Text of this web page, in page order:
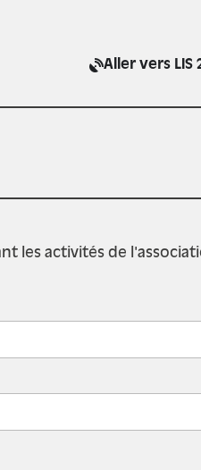
Aller vers LIS
les activités de